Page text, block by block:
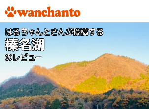
はるちゃんとさんが投稿する
榛名湖
のレビュー